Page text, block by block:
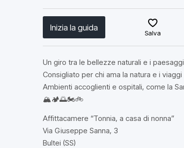
Inizia la guida
Salva
Un giro tra le bellezze naturali e i
Consigliato per chi ama la natura e i
Ambienti accoglienti e ospitali, come la
🏔️🏕️🌅🏍️🚲
Affittacamere “Tonnia, a casa di nonna”
Via Giuseppe Sanna, 3
Bultei (SS)